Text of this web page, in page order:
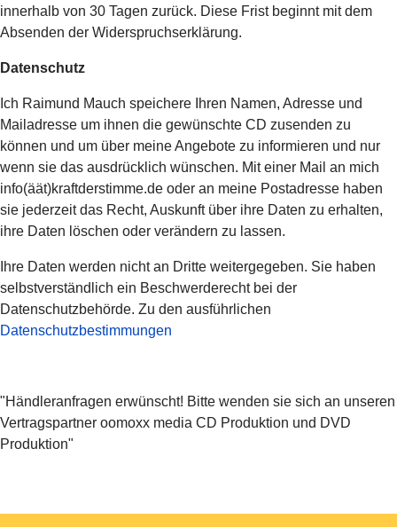
innerhalb von 30 Tagen zurück. Diese Frist beginnt mit dem
Absenden der Widerspruchserklärung.
Datenschutz
Ich Raimund Mauch speichere Ihren Namen, Adresse und
Mailadresse um ihnen die gewünschte CD zusenden zu
können und um über meine Angebote zu informieren und nur
wenn sie das ausdrücklich wünschen. Mit einer Mail an mich
info(äät)kraftderstimme.de oder an meine Postadresse haben
sie jederzeit das Recht, Auskunft über ihre Daten zu erhalten,
ihre Daten löschen oder verändern zu lassen.
Ihre Daten werden nicht an Dritte weitergegeben. Sie haben
selbstverständlich ein Beschwerderecht bei der
Datenschutzbehörde. Zu den ausführlichen
Datenschutzbestimmungen
"Händleranfragen erwünscht! Bitte wenden sie sich an unseren
Vertragspartner oomoxx media CD Produktion und DVD
Produktion"